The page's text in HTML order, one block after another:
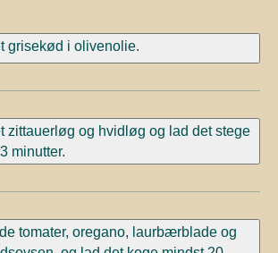
grisekød i olivenolie.
zittauerløg og hvidløg og lad det stege
minutter.
tomater, oregano, laurbærblade og